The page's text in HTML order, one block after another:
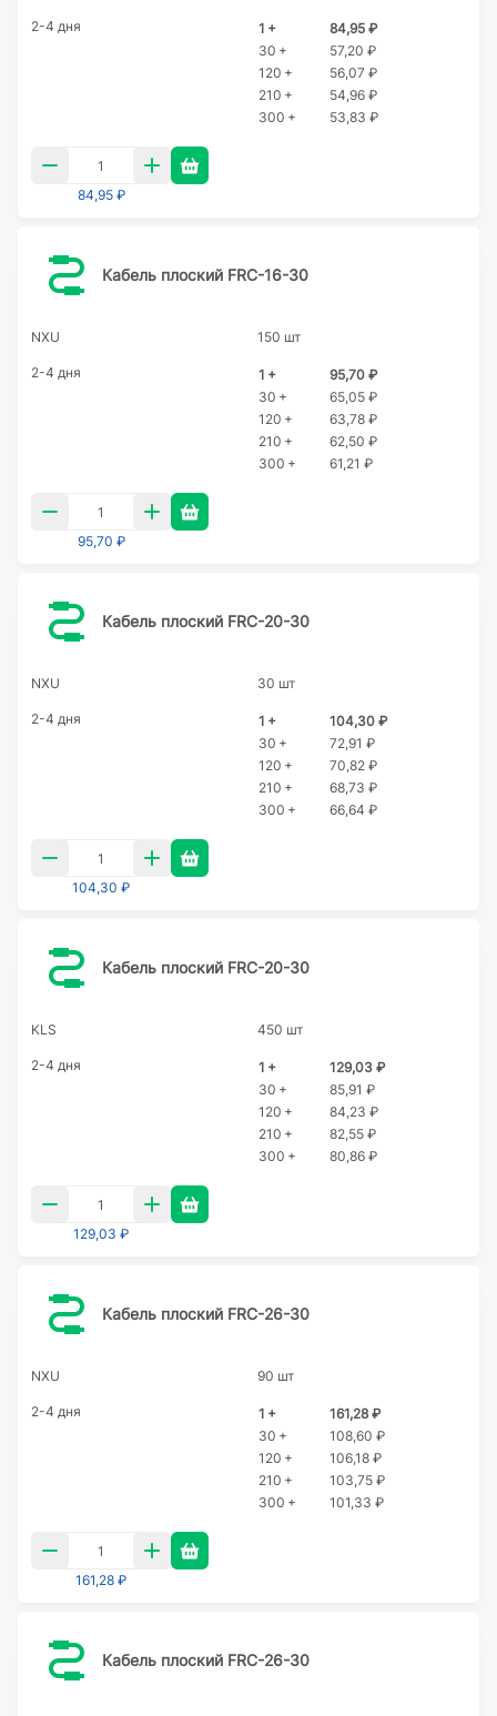
2-4 дня 1 +
84,95 ₽
30 +
57,20 ₽
120 +
56,07 ₽
210 +
54,96 ₽
300 +
53,83 ₽
84,95 ₽
Кабель плоский FRC-16-30
NXU 150 шт
2-4 дня 1 +
95,70 ₽
30 +
65,05 ₽
120 +
63,78 ₽
210 +
62,50 ₽
300 +
61,21 ₽
95,70 ₽
Кабель плоский FRC-20-30
NXU 30 шт
2-4 дня 1 +
104,30 ₽
30 +
72,91 ₽
120 +
70,82 ₽
210 +
68,73 ₽
300 +
66,64 ₽
104,30 ₽
Кабель плоский FRC-20-30
KLS 450 шт
2-4 дня 1 +
129,03 ₽
30 +
85,91 ₽
120 +
84,23 ₽
210 +
82,55 ₽
300 +
80,86 ₽
129,03 ₽
Кабель плоский FRC-26-30
NXU 90 шт
2-4 дня 1 +
161,28 ₽
30 +
108,60 ₽
120 +
106,18 ₽
210 +
103,75 ₽
300 +
101,33 ₽
161,28 ₽
Кабель плоский FRC-26-30